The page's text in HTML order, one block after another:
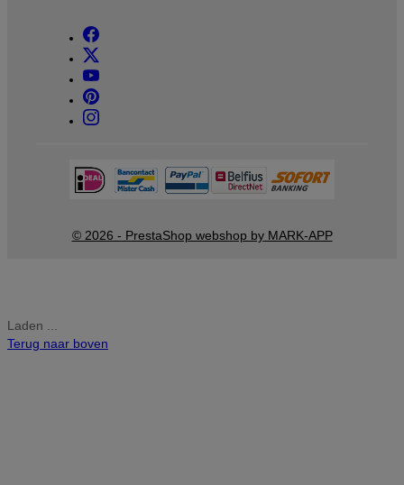
© 2026 - PrestaShop webshop by MARK-APP
Laden ...
Terug naar boven